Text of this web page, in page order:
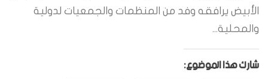
الأبيض يرافقه وفد من المنظمات والجمعيات لدولية
والمحلية...
شارك هذا الموضوع: